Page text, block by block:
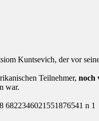
Kuntsevich, der vor
Teilnehmer, noch
war.